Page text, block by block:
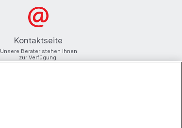
Kontaktseite
Unsere Berater stehen Ihnen
zur Verfügung.